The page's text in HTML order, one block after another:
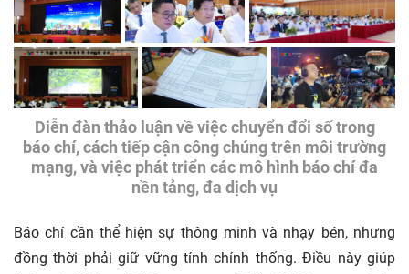
Diễn đàn thảo luận về việc chuyển đổi số trong
báo chí, cách tiếp cận công chúng trên môi trường
mạng, và việc phát triển các mô hình báo chí đa
nền tảng, đa dịch vụ
Báo chí cần thể hiện sự thông minh và nhạy bén, nhưng
đồng thời phải giữ vững tính chính thống. Điều này giúp